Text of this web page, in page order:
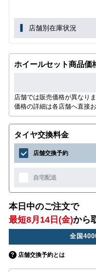
店舗別在庫状況
ホイールセット商品価
店舗では販売価格が異なりま
価格の詳細は各店舗へ直接
タイヤ交換料金
店舗交換予約
自宅配送
本日中のご注文で
最短8月14日(金)から
全国
店舗交換予約とは